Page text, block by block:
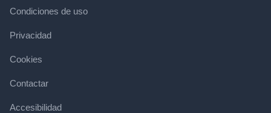
Condiciones de uso
Privacidad
Cookies
Contactar
Accesibilidad